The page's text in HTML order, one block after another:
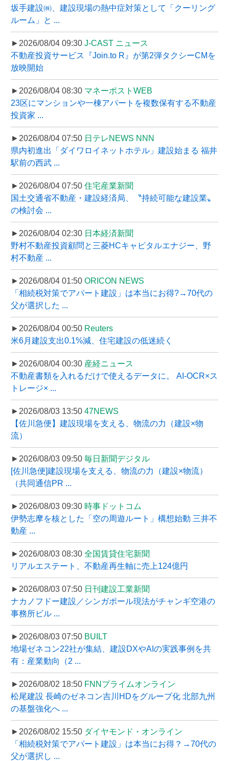
坂手建設㈱、建設現場の熱中症対策として「クーリング
ルーム」と ...
►2026/08/04 09:30 J-CAST ニュース
不動産投資サービス『Join.to R』が第2弾タクシーCMを
放映開始
►2026/08/04 08:30 マネーポストWEB
23区にマンションや一棟アパートを複数保有する不動産
投資家 ...
►2026/08/04 07:50 日テレNEWS NNN
県内初進出「ダイワロイネットホテル」建設始まる 福井
駅前の西武 ...
►2026/08/04 07:50 住宅産業新聞
国土交通省不動産・建設経済局、〝持続可能な建設業〟
の検討会 ...
►2026/08/04 02:30 日本経済新聞
野村不動産投資顧問と三菱HCキャピタルエナジー、野
村不動産 ...
►2026/08/04 01:50 ORICON NEWS
「相続税対策でアパート建設」は本当にお得?→70代の
父が選択した ...
►2026/08/04 00:50 Reuters
米6月建設支出0.1%減、住宅建設の低迷続く
►2026/08/04 00:30 産経ニュース
不動産書類を入れるだけで使えるデータに。 AI-OCR×ス
トレージ× ...
►2026/08/03 13:50 47NEWS
【佐川急便】建設現場を支える、物流の力（建設×物
流）
►2026/08/03 09:50 毎日新聞デジタル
[佐川急便]建設現場を支える、物流の力（建設×物流）
（共同通信PR ...
►2026/08/03 09:30 時事ドットコム
伊勢志摩を核とした「空の周遊ルート」構想始動 三井不
動産 ...
►2026/08/03 08:30 全国賃貸住宅新聞
リアルエステート、不動産再生軸に売上124億円
►2026/08/03 07:50 日刊建設工業新聞
ナカノフドー建設／シンガポール現法がチャンギ空港の
事務所ビル ...
►2026/08/03 07:50 BUILT
地場ゼネコン22社が集結、建設DXやAIの実践事例を共
有：産業動向（2 ...
►2026/08/02 18:50 FNNプライムオンライン
松尾建設 長崎のゼネコン吉川HDをグループ化 北部九州
の基盤強化へ ...
►2026/08/02 15:50 ダイヤモンド・オンライン
「相続税対策でアパート建設」は本当にお得？→70代の
父が選択し ...